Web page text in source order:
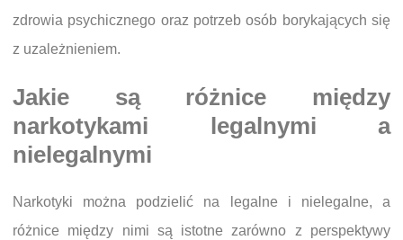
zdrowia psychicznego oraz potrzeb osób borykających się
z uzależnieniem.
Jakie są różnice między
narkotykami legalnymi a
nielegalnymi
Narkotyki można podzielić na legalne i nielegalne, a
różnice między nimi są istotne zarówno z perspektywy